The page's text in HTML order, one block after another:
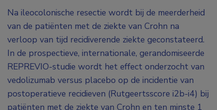
Na ileocolonische resectie wordt bij de meerderheid
van de patiënten met de ziekte van Crohn na
verloop van tijd recidiverende ziekte geconstateerd.
In de prospectieve, internationale, gerandomiseerde
REPREVIO-studie wordt het effect onderzocht van
vedolizumab versus placebo op de incidentie van
postoperatieve recidieven (Rutgeertsscore i2b-i4) bij
patiënten met de ziekte van Crohn en ten minste 1